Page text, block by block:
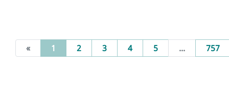
« 1 (current)
2 3 4 5 ... 757